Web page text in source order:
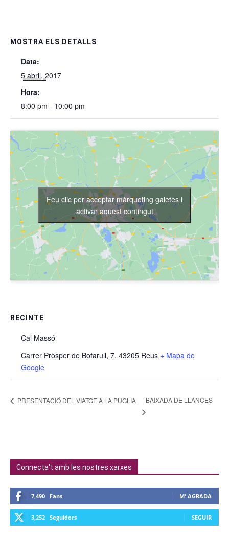
MOSTRA ELS DETALLS
Data:
5 abril, 2017
Hora:
8:00 pm - 10:00 pm
RECINTE
Cal Massó
Carrer Pròsper de Bofarull, 7. 43205 Reus + Mapa de
Google
Feu clic per acceptar màrqueting galetes i
activar aquest contingut
PRESENTACIÓ DEL VIATGE A LA PUGLIA BAIXADA DE LLANCES
Connecta't amb les nostres xarxes
7,490 Fans M' AGRADA
3,252 Seguidors SEGUIR